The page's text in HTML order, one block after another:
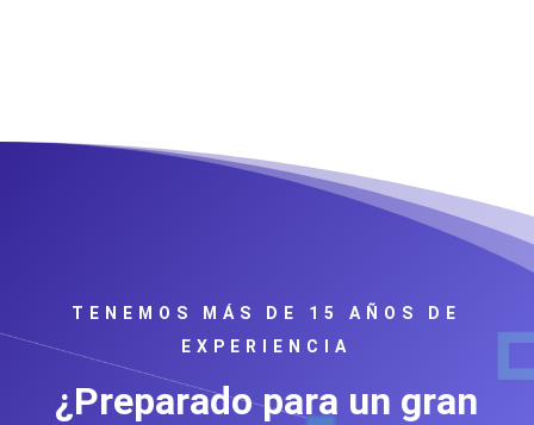
TENEMOS MÁS DE 15 AÑOS DE
EXPERIENCIA
¿Preparado para un gran